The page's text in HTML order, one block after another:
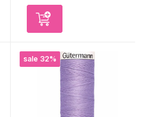
sale 32%